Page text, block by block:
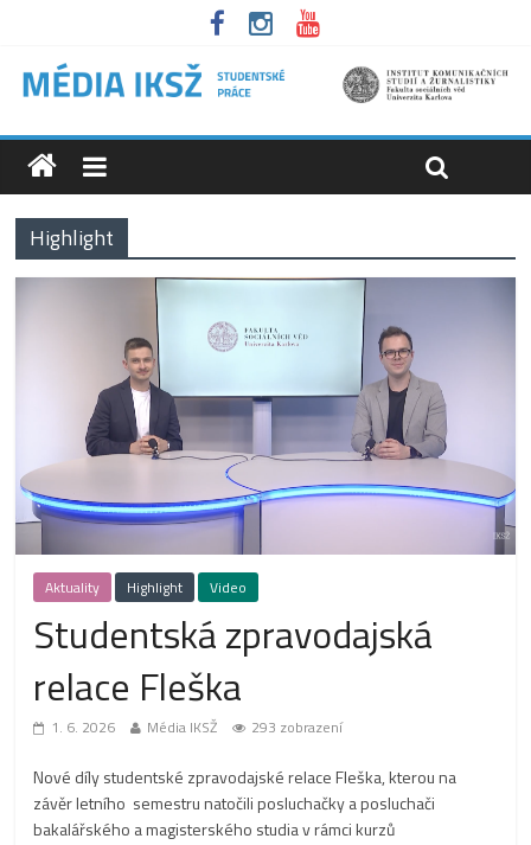
Highlight
Aktuality Highlight Video
Studentská zpravodajská
relace Fleška
1. 6. 2026 Média IKSŽ 293 zobrazení
Nové díly studentské zpravodajské relace Fleška, kterou na
závěr letního semestru natočili posluchačky a posluchači
bakalářského a magisterského studia v rámci kurzů